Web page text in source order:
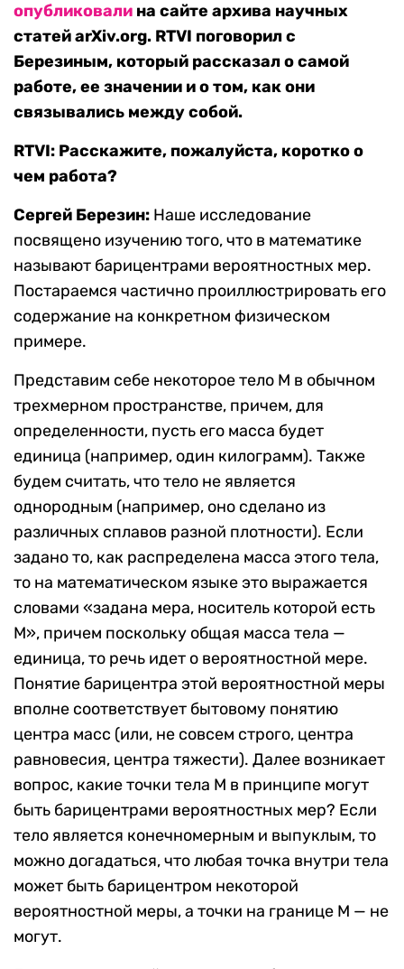
опубликовали на сайте архива научных
статей arXiv.org. RTVI поговорил с
Березиным, который рассказал о самой
работе, ее значении и о том, как они
связывались между собой.
RTVI: Расскажите, пожалуйста, коротко о
чем работа?
Сергей Березин: Наше исследование
посвящено изучению того, что в математике
называют барицентрами вероятностных мер.
Постараемся частично проиллюстрировать его
содержание на конкретном физическом
примере.
Представим себе некоторое тело M в обычном
трехмерном пространстве, причем, для
определенности, пусть его масса будет
единица (например, один килограмм). Также
будем считать, что тело не является
однородным (например, оно сделано из
различных сплавов разной плотности). Если
задано то, как распределена масса этого тела,
то на математическом языке это выражается
словами «задана мера, носитель которой есть
M», причем поскольку общая масса тела —
единица, то речь идет о вероятностной мере.
Понятие барицентра этой вероятностной меры
вполне соответствует бытовому понятию
центра масс (или, не совсем строго, центра
равновесия, центра тяжести). Далее возникает
вопрос, какие точки тела M в принципе могут
быть барицентрами вероятностных мер? Если
тело является конечномерным и выпуклым, то
можно догадаться, что любая точка внутри тела
может быть барицентром некоторой
вероятностной меры, а точки на границе M — не
могут.